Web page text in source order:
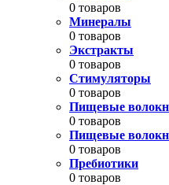
0 товаров
Минералы
0 товаров
Экстракты
0 товаров
Стимуляторы
0 товаров
Пищевые
0 товаров
Пищевые
0 товаров
Пребиотики
0 товаров